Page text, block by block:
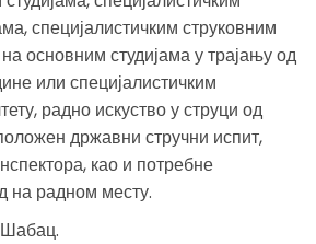
специјалистичким струковним
основним студијама у трајању од
или специјалистичким
радно искуство у струци од
државни стручни испит,
као и потребне
на радном месту.